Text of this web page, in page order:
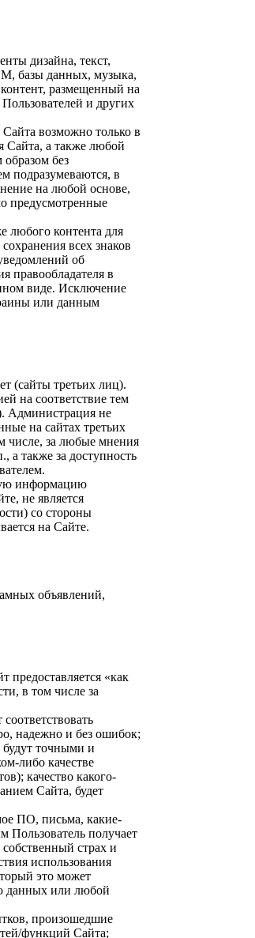
дизайна, текст,
базы данных, музыка,
размещенный на
и других
возможно только в
Сайта, а также любой
без
подразумеваются, в
на любой основе,
предусмотренные
любого контента для
всех знаков
об
правообладателя в
виде. Исключение
или данным
(сайты третьих лиц).
на соответствие тем
Администрация не
на сайтах третьих
числе, за любые мнения
а также за доступность
информацию
не является
со стороны
на Сайте.
объявлений,
предоставляется «как
в том числе за
надежно и без ошибок;
будут точными и
либо качестве
качество какого-
Сайта, будет
ПО, письма, какие-
Пользователь получает
страх и
использования
это может
данных или любой
произошедшие
функций Сайта;